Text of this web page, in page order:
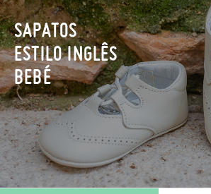
SAPATOS
ESTILO INGLÊS
BEBÉ